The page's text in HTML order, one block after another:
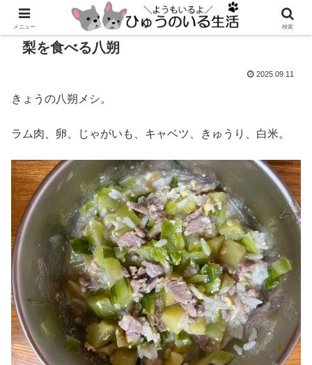
梨を食べる八朔
2025.09.11
きょうの八朔メシ。
ラム肉、卵、じゃがいも、キャベツ、きゅうり、白米。
メニュー 検索